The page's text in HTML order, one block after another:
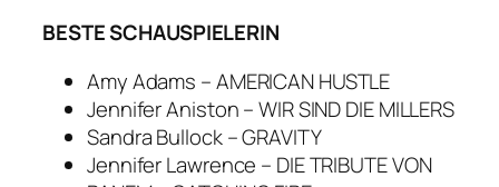
BESTE SCHAUSPIELERIN
Amy Adams – AMERICAN HUSTLE
Jennifer Aniston – WIR SIND DIE MILLERS
Sandra Bullock – GRAVITY
Jennifer Lawrence – DIE TRIBUTE VON